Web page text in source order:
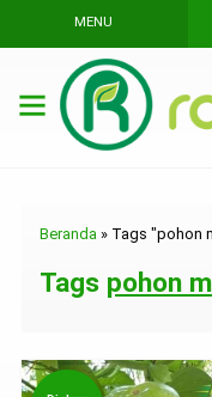
MENU
Beranda » Tags "pohon
Tags pohon